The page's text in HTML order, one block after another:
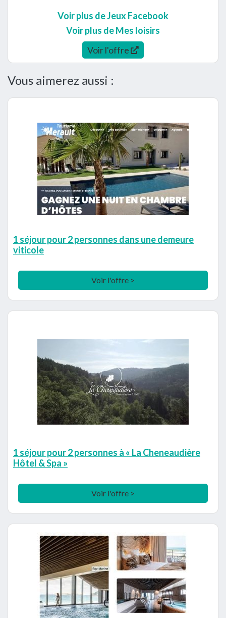
Voir plus de Jeux Facebook
Voir plus de Mes loisirs
Voir l'offre
Vous aimerez aussi :
1 séjour pour 2 personnes dans une demeure
viticole
Voir l'offre >
1 séjour pour 2 personnes à « La Cheneaudière
Hôtel & Spa »
Voir l'offre >